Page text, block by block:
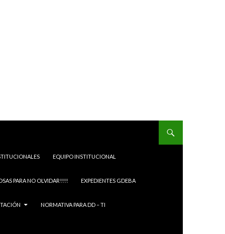
EQUIPO INSTITUCIONAL
PARA NO OLVIDAR!!!! EXPEDIENTES GDEBA
NORMATIVA PARA DD – TI